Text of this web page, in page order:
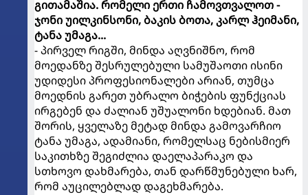
გითამაშია. რომელი ერთი ჩამოვთვალოთ -
ჯონი უილკინსონი, ბაკის ბოთა, კარლ ჰეიმანი,
ტანა უმაგა...
- პირველ რიგში, მინდა აღვნიშნო, რომ
მოედანზე შესრულებული სამუშაოთი ისინი
უდიდესი პროფესიონალები არიან, თუმცა
მოედნის გარეთ უბრალო ბიჭების ფუნქციას
ირგებენ და ძალიან უშუალონი ხდებიან. მათ
შორის, ყველაზე მეტად მინდა გამოვარჩიო
ტანა უმაგა, ადამიანი, რომელსაც ნებისმიერ
საკითხზე შეგიძლია დაელაპარაკო და
სთხოვო დახმარება, თან დარწმუნებული ხარ,
რომ აუცილებლად დაგეხმარება.